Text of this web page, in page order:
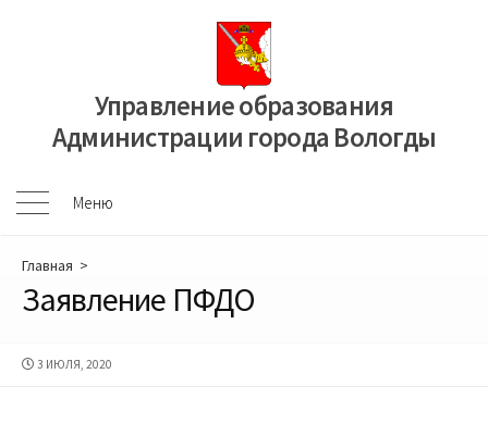
Управление образования
Администрации города Вологды
Меню
Меню
Главная >
Заявление ПФДО
ДАТА
3 ИЮЛЯ, 2020